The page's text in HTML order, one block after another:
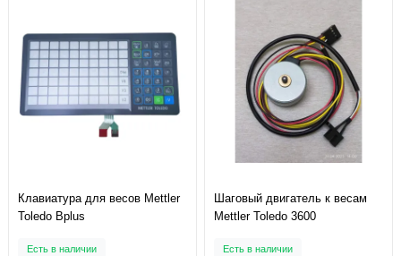
Клавиатура для весов Mettler
Toledo Bplus
Есть в наличии
Шаговый двигатель к весам
Mettler Toledo 3600
Есть в наличии